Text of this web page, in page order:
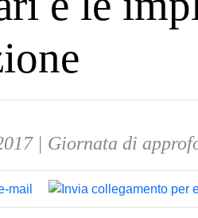
| Giornata di